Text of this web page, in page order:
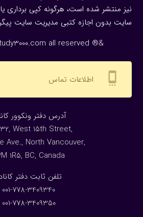
نیز منتشر شده است، هرگونه كپی برداری
سایت بدون اجازه كتبی مدیریت سایت
all reserved ®&
settings_cell اطلاعات تماس
:آدرس دفتر ونکوور
West 15th Street,
Ave., North Vancouver,
1R5, BC, Canada
:تلفن ثابت دفتر
001-778-3409340
001-778-3409350